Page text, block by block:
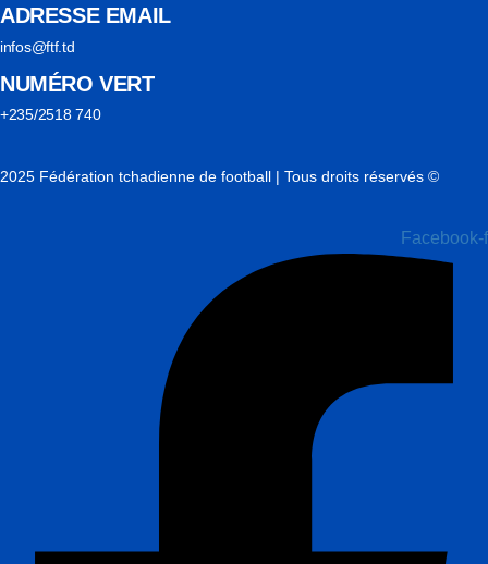
ADRESSE EMAIL
infos@ftf.td
NUMÉRO VERT
+235/2518 740
2025 Fédération tchadienne de football | Tous droits réservés ©
Facebook-f